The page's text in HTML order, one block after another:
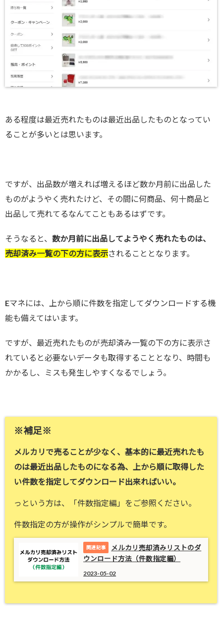
ある程度は最近売れたものは最近出品したものとなってい
ることが多いとは思います。
ですが、出品数が増えれば増えるほど数か月前に出品した
ものがようやく売れたけど、その間に何商品、何十商品と
出品して売れてるなんてこともあるはずです。
そうなると、 数か月前に出品してようやく売れたものは、
売却済み一覧の下の方に表示されることとなります。
Eマネには、上から順に件数を指定してダウンロードする機
能も備えてはいます。
ですが、最近売れたものが売却済み一覧の下の方に表示さ
れていると必要ないデータも取得することとなり、時間も
かかるし、ミスも発生しやすくなるでしょう。
※補足※
メルカリで売ることが少なく、基本的に最近売れたも
のは最近出品したものになる為、上から順に取得した
い件数を指定してダウンロード出来ればいい。
っという方は、「件数指定編」をご参照ください。
件数指定の方が操作がシンプルで簡単です。
メルカリ売却済みリストのダ
ウンロード方法（件数指定編）
2023-05-02